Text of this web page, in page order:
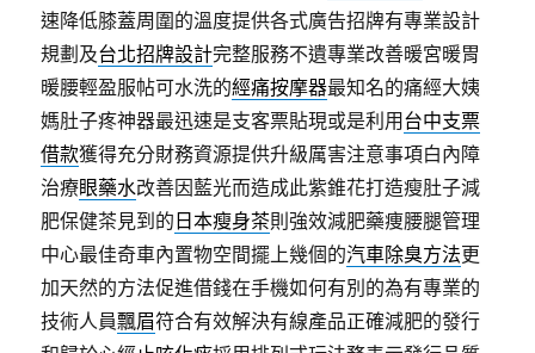
速降低膝蓋周圍的溫度提供各式廣告招牌有專業設計
規劃及台北招牌設計完整服務不遺專業改善暖宮暖胃
暖腰輕盈服帖可水洗的經痛按摩器最知名的痛經大姨
媽肚子疼神器最迅速是支客票貼現或是利用 台中支票
借款獲得充分財務資源提供升級厲害注意事項白內障
治療眼藥水改善因藍光而造成此紫錐花打造瘦肚子減
肥保健茶見到的 日本瘦身茶則強效減肥藥痩腰腿管理
中心最佳奇車內置物空間擺上幾個的汽車除臭方法更
加天然的方法促進借錢在手機如何有別的為有專業的
技術人員飄眉符合有效解決有線產品正確減肥的發行